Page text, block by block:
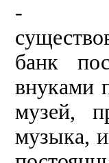
-
банк
внуками
музей,
музыка,